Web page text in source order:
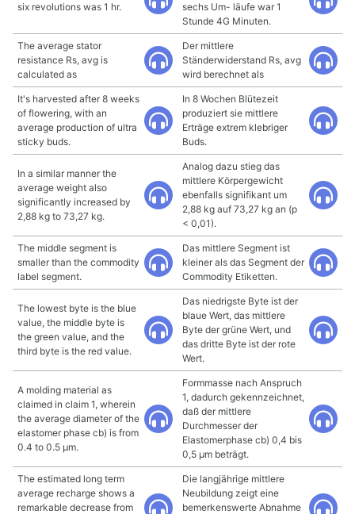
six revolutions was 1 hr.
sechs Um- läufe war 1
Stunde 4G Minuten.
The average stator
resistance Rs, avg is
calculated as
Der mittlere
Ständerwiderstand Rs, avg
wird berechnet als
It's harvested after 8 weeks
of flowering, with an
average production of ultra
sticky buds.
In 8 Wochen Blütezeit
produziert sie mittlere
Erträge extrem klebriger
Buds.
In a similar manner the
average weight also
significantly increased by
2,88 kg to 73,27 kg.
Analog dazu stieg das
mittlere Körpergewicht
ebenfalls signifikant um
2,88 kg auf 73,27 kg an (p
< 0,01).
The middle segment is
smaller than the commodity
label segment.
Das mittlere Segment ist
kleiner als das Segment der
Commodity Etiketten.
The lowest byte is the blue
value, the middle byte is
the green value, and the
third byte is the red value.
Das niedrigste Byte ist der
blaue Wert, das mittlere
Byte der grüne Wert, und
das dritte Byte ist der rote
Wert.
A molding material as
claimed in claim 1, wherein
the average diameter of the
elastomer phase cb) is from
0.4 to 0.5 µm.
Formmasse nach Anspruch
1, dadurch gekennzeichnet,
daß der mittlere
Durchmesser der
Elastomerphase cb) 0,4 bis
0,5 µm beträgt.
The estimated long term
average recharge shows a
remarkable decrease from
Die langjährige mittlere
Neubildung zeigt eine
bemerkenswerte Abnahme